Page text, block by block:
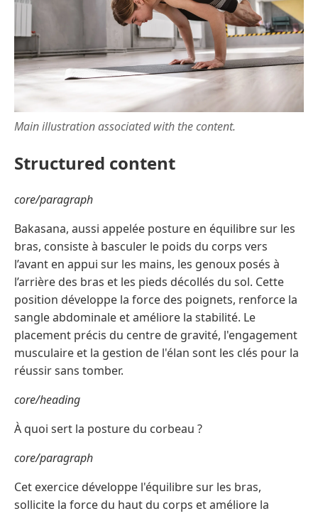
Main illustration associated with the content.
Structured content
core/paragraph
Bakasana, aussi appelée posture en équilibre sur les
bras, consiste à basculer le poids du corps vers
l’avant en appui sur les mains, les genoux posés à
l’arrière des bras et les pieds décollés du sol. Cette
position développe la force des poignets, renforce la
sangle abdominale et améliore la stabilité. Le
placement précis du centre de gravité, l'engagement
musculaire et la gestion de l'élan sont les clés pour la
réussir sans tomber.
core/heading
À quoi sert la posture du corbeau ?
core/paragraph
Cet exercice développe l'équilibre sur les bras,
sollicite la force du haut du corps et améliore la